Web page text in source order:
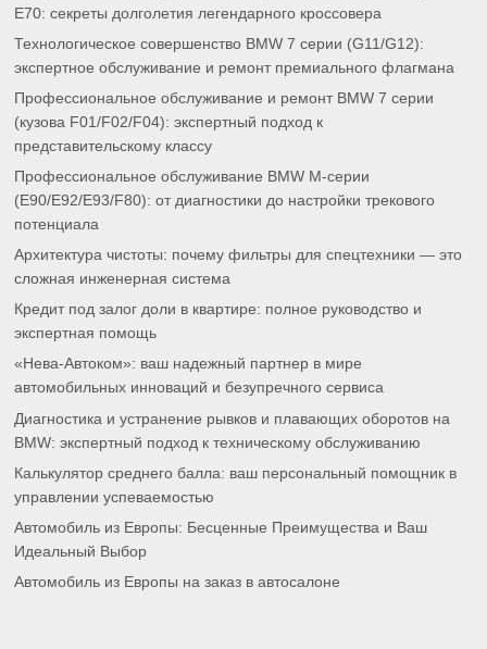
E70: секреты долголетия легендарного кроссовера
Технологическое совершенство BMW 7 серии (G11/G12):
экспертное обслуживание и ремонт премиального флагмана
Профессиональное обслуживание и ремонт BMW 7 серии
(кузова F01/F02/F04): экспертный подход к
представительскому классу
Профессиональное обслуживание BMW M-серии
(E90/E92/E93/F80): от диагностики до настройки трекового
потенциала
Архитектура чистоты: почему фильтры для спецтехники — это
сложная инженерная система
Кредит под залог доли в квартире: полное руководство и
экспертная помощь
«Нева-Автоком»: ваш надежный партнер в мире
автомобильных инноваций и безупречного сервиса
Диагностика и устранение рывков и плавающих оборотов на
BMW: экспертный подход к техническому обслуживанию
Калькулятор среднего балла: ваш персональный помощник в
управлении успеваемостью
Автомобиль из Европы: Бесценные Преимущества и Ваш
Идеальный Выбор
Автомобиль из Европы на заказ в автосалоне